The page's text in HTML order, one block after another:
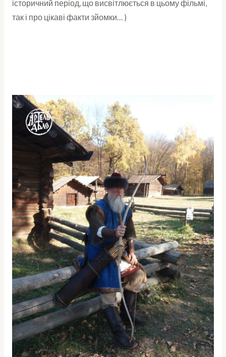
історичний період, що висвітлюється в цьому фільмі,
так і про цікаві факти зйомки… )